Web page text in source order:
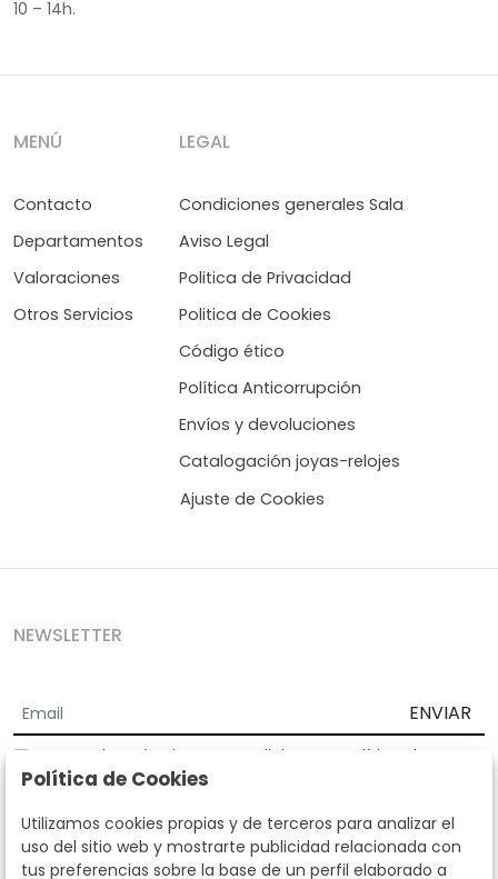
10 – 14h.
MENÚ
Contacto
Departamentos
Valoraciones
Otros Servicios
LEGAL
Condiciones generales Sala
Aviso Legal
Politica de Privacidad
Politica de Cookies
Código ético
Política Anticorrupción
Envíos y devoluciones
Catalogación joyas-relojes
Ajuste de Cookies
NEWSLETTER
ENVIAR
Acepto los Términos y Condiciones
Política de
privacidad
Según la LOPD y disposiciones de desarrollo, informamos que sus
datos personales serán tratados por parte de Subastas Segre con la
finalidad de gestionar la relación comercial. Puede ejercitar los
Política de Cookies
Utilizamos cookies propias y de terceros para analizar el
uso del sitio web y mostrarte publicidad relacionada con
tus preferencias sobre la base de un perfil elaborado a